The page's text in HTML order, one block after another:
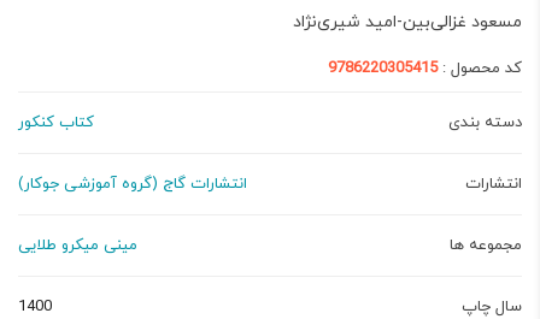
مسعود غزالی‌بین-امید شیری‌نژاد
کد محصول :9786220305415
دسته بندی کتاب کنکور
انتشارات انتشارات گاج (گروه آموزشی جوکار)
مجموعه ها مینی میکرو طلایی
سال چاپ 1400